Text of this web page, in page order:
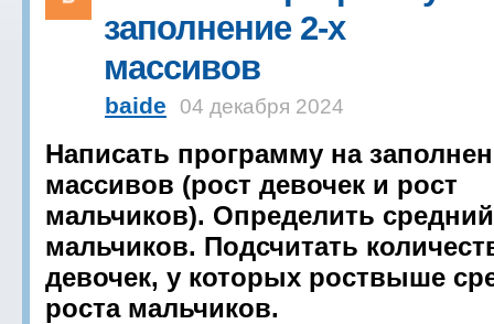
заполнение 2-х
массивов
baide 04 декабря 2024
Написать программу на
массивов (рост девочек и рост
мальчиков). Определить
мальчиков. Подсчитать
девочек, у которых роствыше
роста мальчиков.